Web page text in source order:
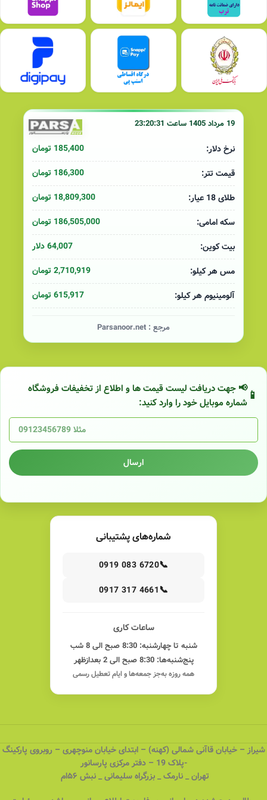
19 مرداد 1405 ساعت 23:20:31
نرخ دلار:
185,400 تومان
قیمت تتر:
186,300 تومان
طلای 18 عیار:
18,809,300 تومان
سکه امامی:
186,505,000 تومان
بیت کوین:
64,007 دلار
مس هر کیلو:
2,710,919 تومان
آلومینیوم هر کیلو:
615,917 تومان
مرجع : Parsanoor.net
📢 جهت دریافت لیست قیمت ها و اطلاع از تخفیفات فروشگاه
شماره موبایل خود را وارد کنید:
ارسال
شماره‌های پشتیبانی
📞
0919 083 6720
📞
0917 317 4661
ساعات کاری
شنبه تا چهارشنبه: 8:30 صبح الی 8 شب
پنج‌شنبه‌ها: 8:30 صبح الی 2 بعدازظهر
همه روزه به‌جز جمعه‌ها و ایام تعطیل رسمی
شیراز – خیابان قاآنی شمالی (کهنه) – ابتدای خیابان منوچهری – روبروی پارکینگ
-پلاک 19 – دفتر مرکزی پارسانور
تهران _ نارمک _ بزرگراه سلیمانی _ نبش ۵۶ام